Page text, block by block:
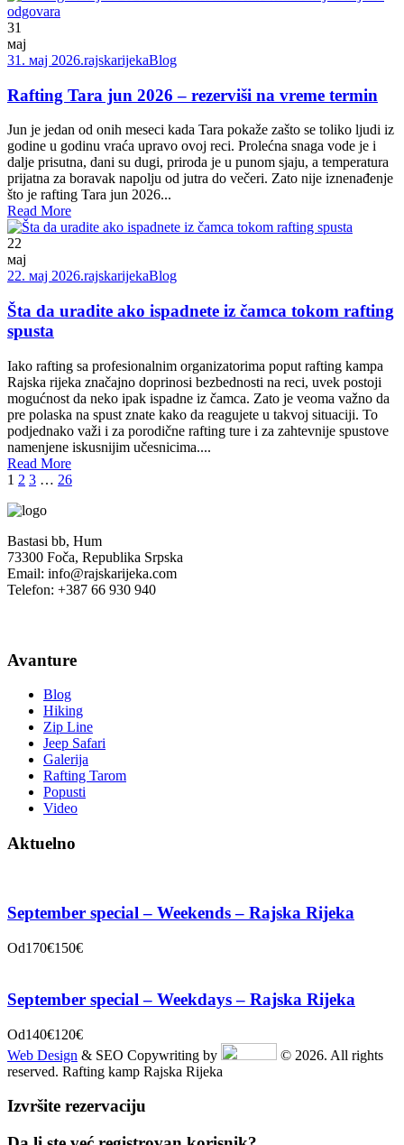
31
мај
31. мај 2026.rajskarijekaBlog
Rafting Tara jun 2026 – rezerviši na vreme termin
Jun je jedan od onih meseci kada Tara pokaže zašto se toliko ljudi iz
godine u godinu vraća upravo ovoj reci. Prolećna snaga vode je i
dalje prisutna, dani su dugi, priroda je u punom sjaju, a temperatura
prijatna za boravak napolju od jutra do večeri. Zato nije iznenađenje
što je rafting Tara jun 2026...
Read More
22
мај
22. мај 2026.rajskarijekaBlog
Šta da uradite ako ispadnete iz čamca tokom rafting
spusta
Iako rafting sa profesionalnim organizatorima poput rafting kampa
Rajska rijeka značajno doprinosi bezbednosti na reci, uvek postoji
mogućnost da neko ipak ispadne iz čamca. Zato je veoma važno da
pre polaska na spust znate kako da reagujete u takvoj situaciji. To
podjednako važi i za porodične rafting ture i za zahtevnije spustove
namenjene iskusnijim učesnicima....
Read More
1 2 3 … 26
Bastasi bb, Hum
73300 Foča, Republika Srpska
Email: info@rajskarijeka.com
Telefon: +387 66 930 940
Avanture
Blog
Hiking
Zip Line
Jeep Safari
Galerija
Rafting Tarom
Popusti
Video
Aktuelno
September special – Weekends – Rajska Rijeka
Od170€150€
September special – Weekdays – Rajska Rijeka
Od140€120€
Web Design & SEO Copywriting by
© 2026. All rights
reserved. Rafting kamp Rajska Rijeka
Izvršite rezervaciju